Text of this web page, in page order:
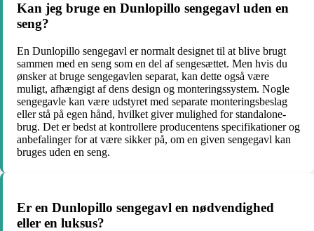
Kan jeg bruge en Dunlopillo sengegavl uden en
seng?
En Dunlopillo sengegavl er normalt designet til at blive brugt
sammen med en seng som en del af sengesættet. Men hvis du
ønsker at bruge sengegavlen separat, kan dette også være
muligt, afhængigt af dens design og monteringssystem. Nogle
sengegavle kan være udstyret med separate monteringsbeslag
eller stå på egen hånd, hvilket giver mulighed for standalone-
brug. Det er bedst at kontrollere producentens specifikationer og
anbefalinger for at være sikker på, om en given sengegavl kan
bruges uden en seng.
Er en Dunlopillo sengegavl en nødvendighed
eller en luksus?